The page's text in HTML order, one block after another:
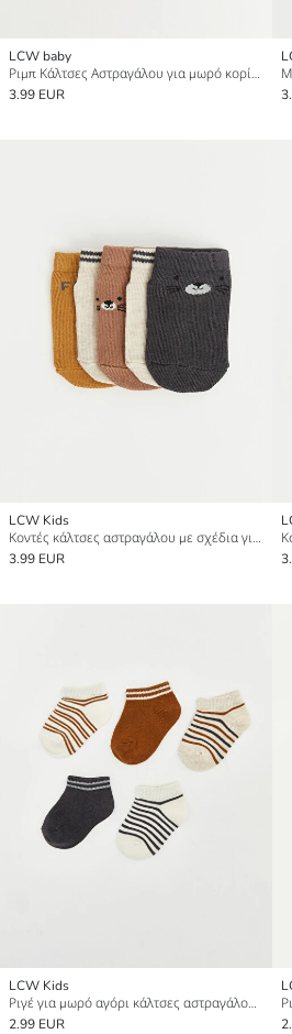
LCW baby
Ριμπ Κάλτσες Αστραγάλου για μωρό κορίτσι Συσκευασία 5 τεμαχίων
3.99 EUR
LCW Kids
Κοντές κάλτσες αστραγάλου με σχέδια για μωρό αγόρι, συσκευασία 5 τεμαχίων
3.99 EUR
LCW Kids
Ριγέ για μωρό αγόρι κάλτσες αστραγάλου 5 τεμάχια
2.99 EUR